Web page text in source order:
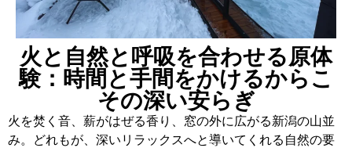
火と自然と呼吸を合わせる原体
験：時間と手間をかけるからこ
その深い安らぎ
火を焚く音、薪がはぜる香り、窓の外に広がる新潟の山並
み。どれもが、深いリラックスへと導いてくれる自然の要